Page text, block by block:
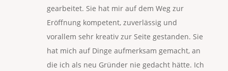
gearbeitet. Sie hat mir auf dem Weg zur
Eröffnung kompetent, zuverlässig und
vorallem sehr kreativ zur Seite gestanden. Sie
hat mich auf Dinge aufmerksam gemacht, an
die ich als neu Gründer nie gedacht hätte. Ich